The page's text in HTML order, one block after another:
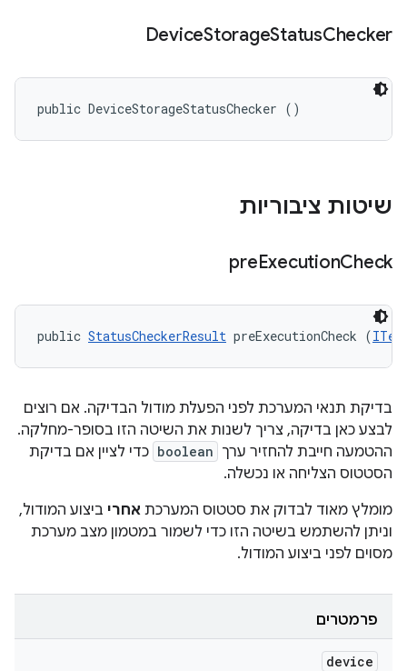
DeviceStorageStatusChecker
public DeviceStorageStatusChecker ()
שיטות ציבוריות
preExecutionCheck
public StatusCheckerResult preExecutionCheck (
בדיקת תנאי המערכת לפני הפעלת מודול הבדיקה. אם רוצים
לבצע כאן בדיקה, צריך לשנות את השיטה הזו בסופר-מחלקה.
ההטמעה חייבת להחזיר ערך boolean כדי לציין אם בדיקת
הסטטוס הצליחה או נכשלה.
מומלץ מאוד לבדוק את סטטוס המערכת אחרי ביצוע המודול,
וניתן להשתמש בשיטה הזו כדי לשמור במטמון מצב מערכת
מסוים לפני ביצוע המודול.
פרמטרים
device